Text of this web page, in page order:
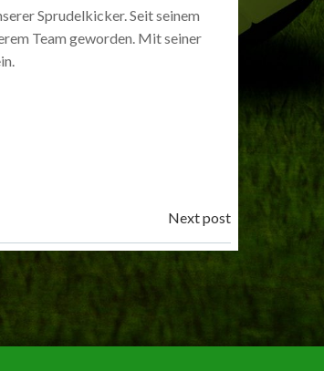
Sprudelkicker. Seit seinem
Team geworden. Mit seiner
Next post